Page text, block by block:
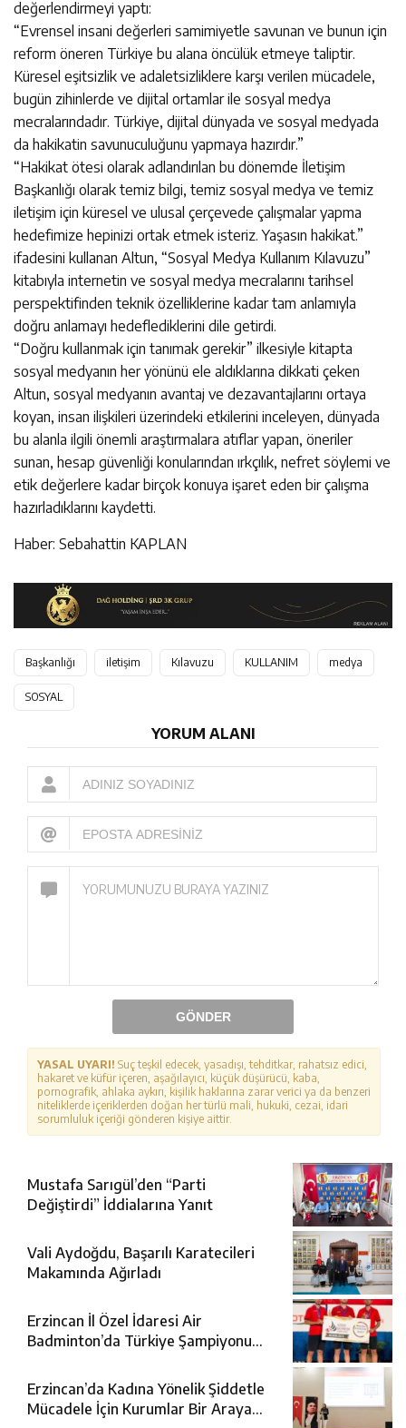
değerlendirmeyi yaptı:
“Evrensel insani değerleri samimiyetle savunan ve bunun için
reform öneren Türkiye bu alana öncülük etmeye taliptir.
Küresel eşitsizlik ve adaletsizliklere karşı verilen mücadele,
bugün zihinlerde ve dijital ortamlar ile sosyal medya
mecralarındadır. Türkiye, dijital dünyada ve sosyal medyada
da hakikatin savunuculuğunu yapmaya hazırdır.”
“Hakikat ötesi olarak adlandırılan bu dönemde İletişim
Başkanlığı olarak temiz bilgi, temiz sosyal medya ve temiz
iletişim için küresel ve ulusal çerçevede çalışmalar yapma
hedefimize hepinizi ortak etmek isteriz. Yaşasın hakikat.”
ifadesini kullanan Altun, “Sosyal Medya Kullanım Kılavuzu”
kitabıyla internetin ve sosyal medya mecralarını tarihsel
perspektifinden teknik özelliklerine kadar tam anlamıyla
doğru anlamayı hedeflediklerini dile getirdi.
“Doğru kullanmak için tanımak gerekir” ilkesiyle kitapta
sosyal medyanın her yönünü ele aldıklarına dikkati çeken
Altun, sosyal medyanın avantaj ve dezavantajlarını ortaya
koyan, insan ilişkileri üzerindeki etkilerini inceleyen, dünyada
bu alanla ilgili önemli araştırmalara atıflar yapan, öneriler
sunan, hesap güvenliği konularından ırkçılık, nefret söylemi ve
etik değerlere kadar birçok konuya işaret eden bir çalışma
hazırladıklarını kaydetti.
Haber: Sebahattin KAPLAN
Başkanlığı iletişim Kılavuzu KULLANIM medya
SOSYAL
YORUM ALANI
GÖNDER
YASAL UYARI! Suç teşkil edecek, yasadışı, tehditkar, rahatsız edici,
hakaret ve küfür içeren, aşağılayıcı, küçük düşürücü, kaba,
pornografik, ahlaka aykırı, kişilik haklarına zarar verici ya da benzeri
niteliklerde içeriklerden doğan her türlü mali, hukuki, cezai, idari
sorumluluk içeriği gönderen kişiye aittir.
Mustafa Sarıgül’den “Parti
Değiştirdi” İddialarına Yanıt
Vali Aydoğdu, Başarılı Karatecileri
Makamında Ağırladı
Erzincan İl Özel İdaresi Air
Badminton’da Türkiye Şampiyonu
Erzincan’da Kadına Yönelik Şiddetle
Mücadele İçin Kurumlar Bir Araya